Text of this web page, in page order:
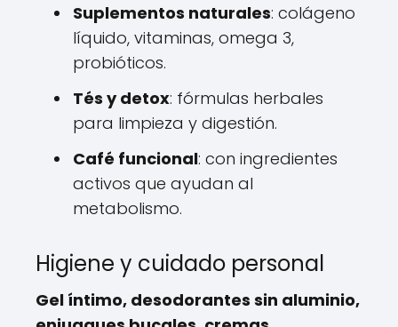
Suplementos naturales: colágeno
líquido, vitaminas, omega 3,
probióticos.
Tés y detox: fórmulas herbales
para limpieza y digestión.
Café funcional: con ingredientes
activos que ayudan al
metabolismo.
Higiene y cuidado personal
Gel íntimo, desodorantes sin aluminio,